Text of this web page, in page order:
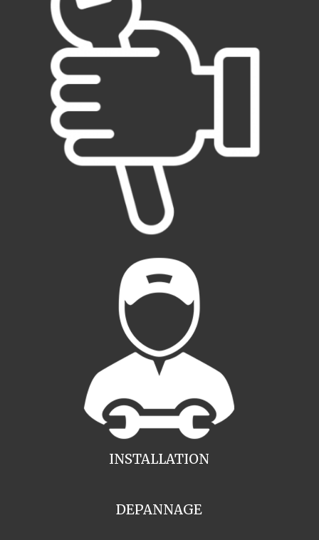
INSTALLATION
DEPANNAGE